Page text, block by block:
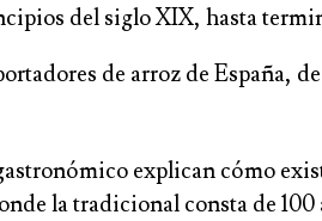
del siglo XIX, hasta
de arroz de España, de
explican cómo
la tradicional consta de